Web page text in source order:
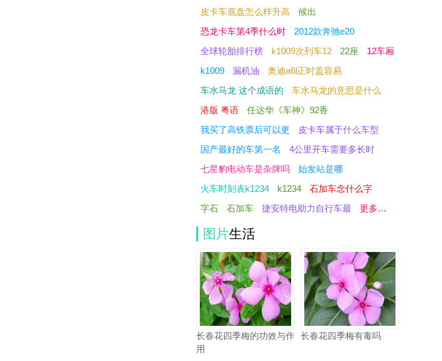
皮卡车底盘怎么样升高
候出
恐龙卡车第4季什么时
2012款奔驰e20
全球轮胎排行榜
k1009次列车12 22座
12车厢
k1009
漏机油
奥迪a6l正时盖容易
车水马龙 这个成语的
车水马龙的意思是什么
港版 粤语
任达华《车神》92香
我买了高铁票后可以更
皮卡车属于什么车型
国产最好的车第一名
4公里开车需要多长时
七星豹电动车是杂牌吗
始发站是哪
火车时刻表k1234
k1234
石加车念什么字
字石
石加车 捷安特电助力自行车最 更多…
图片生活
长春花四季梅的功效与作
用
长春花四季梅有毒吗